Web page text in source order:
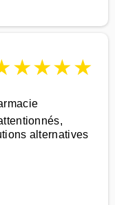
★★★★
alternatives